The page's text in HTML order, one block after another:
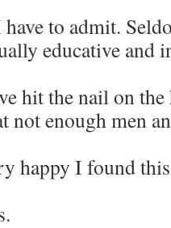
to admit.
educative and
hit the nail on the
not enough men
happy I found